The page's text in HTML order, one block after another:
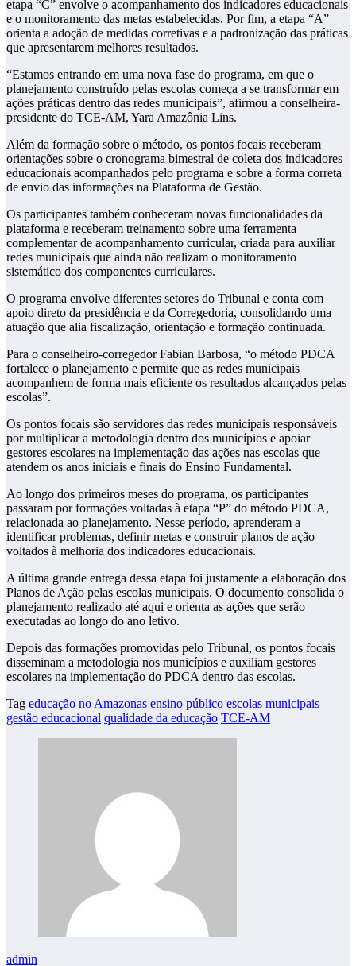
etapa “C” envolve o acompanhamento dos indicadores educacionais
e o monitoramento das metas estabelecidas. Por fim, a etapa “A”
orienta a adoção de medidas corretivas e a padronização das práticas
que apresentarem melhores resultados.
“Estamos entrando em uma nova fase do programa, em que o
planejamento construído pelas escolas começa a se transformar em
ações práticas dentro das redes municipais”, afirmou a conselheira-
presidente do TCE-AM, Yara Amazônia Lins.
Além da formação sobre o método, os pontos focais receberam
orientações sobre o cronograma bimestral de coleta dos indicadores
educacionais acompanhados pelo programa e sobre a forma correta
de envio das informações na Plataforma de Gestão.
Os participantes também conheceram novas funcionalidades da
plataforma e receberam treinamento sobre uma ferramenta
complementar de acompanhamento curricular, criada para auxiliar
redes municipais que ainda não realizam o monitoramento
sistemático dos componentes curriculares.
O programa envolve diferentes setores do Tribunal e conta com
apoio direto da presidência e da Corregedoria, consolidando uma
atuação que alia fiscalização, orientação e formação continuada.
Para o conselheiro-corregedor Fabian Barbosa, “o método PDCA
fortalece o planejamento e permite que as redes municipais
acompanhem de forma mais eficiente os resultados alcançados pelas
escolas”.
Os pontos focais são servidores das redes municipais responsáveis
por multiplicar a metodologia dentro dos municípios e apoiar
gestores escolares na implementação das ações nas escolas que
atendem os anos iniciais e finais do Ensino Fundamental.
Ao longo dos primeiros meses do programa, os participantes
passaram por formações voltadas à etapa “P” do método PDCA,
relacionada ao planejamento. Nesse período, aprenderam a
identificar problemas, definir metas e construir planos de ação
voltados à melhoria dos indicadores educacionais.
A última grande entrega dessa etapa foi justamente a elaboração dos
Planos de Ação pelas escolas municipais. O documento consolida o
planejamento realizado até aqui e orienta as ações que serão
executadas ao longo do ano letivo.
Depois das formações promovidas pelo Tribunal, os pontos focais
disseminam a metodologia nos municípios e auxiliam gestores
escolares na implementação do PDCA dentro das escolas.
Tag educação no Amazonas ensino público escolas municipais
gestão educacional qualidade da educação TCE-AM
admin